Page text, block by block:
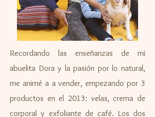
Recordando las enseñanzas de mi
abuelita Dora y la pasión por lo natural,
me animé a a vender, empezando por 3
productos en el 2013: velas, crema de
corporal y exfoliante de café. Los dos